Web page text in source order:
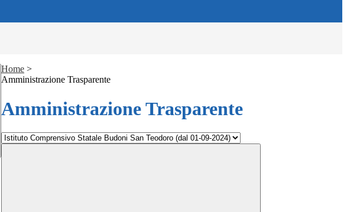
Home >
Amministrazione Trasparente
Amministrazione Trasparente